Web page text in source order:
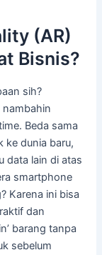
(AR)
Bisnis?
sih?
nambahin
Beda sama
ke dunia baru,
data lain di atas
smartphone
Karena ini bisa
dan
barang tanpa
sebelum